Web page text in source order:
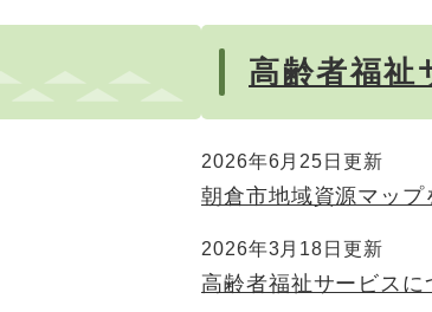
高齢者福祉
2026年6月25日更新
朝倉市地域資源マップ
2026年3月18日更新
高齢者福祉サービスに